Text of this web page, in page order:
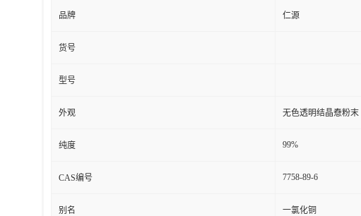
品牌 仁源
货号
型号
外观 无色透明结晶憃粉末
纯度 99%
CAS编号 7758-89-6
别名 一氯化铜